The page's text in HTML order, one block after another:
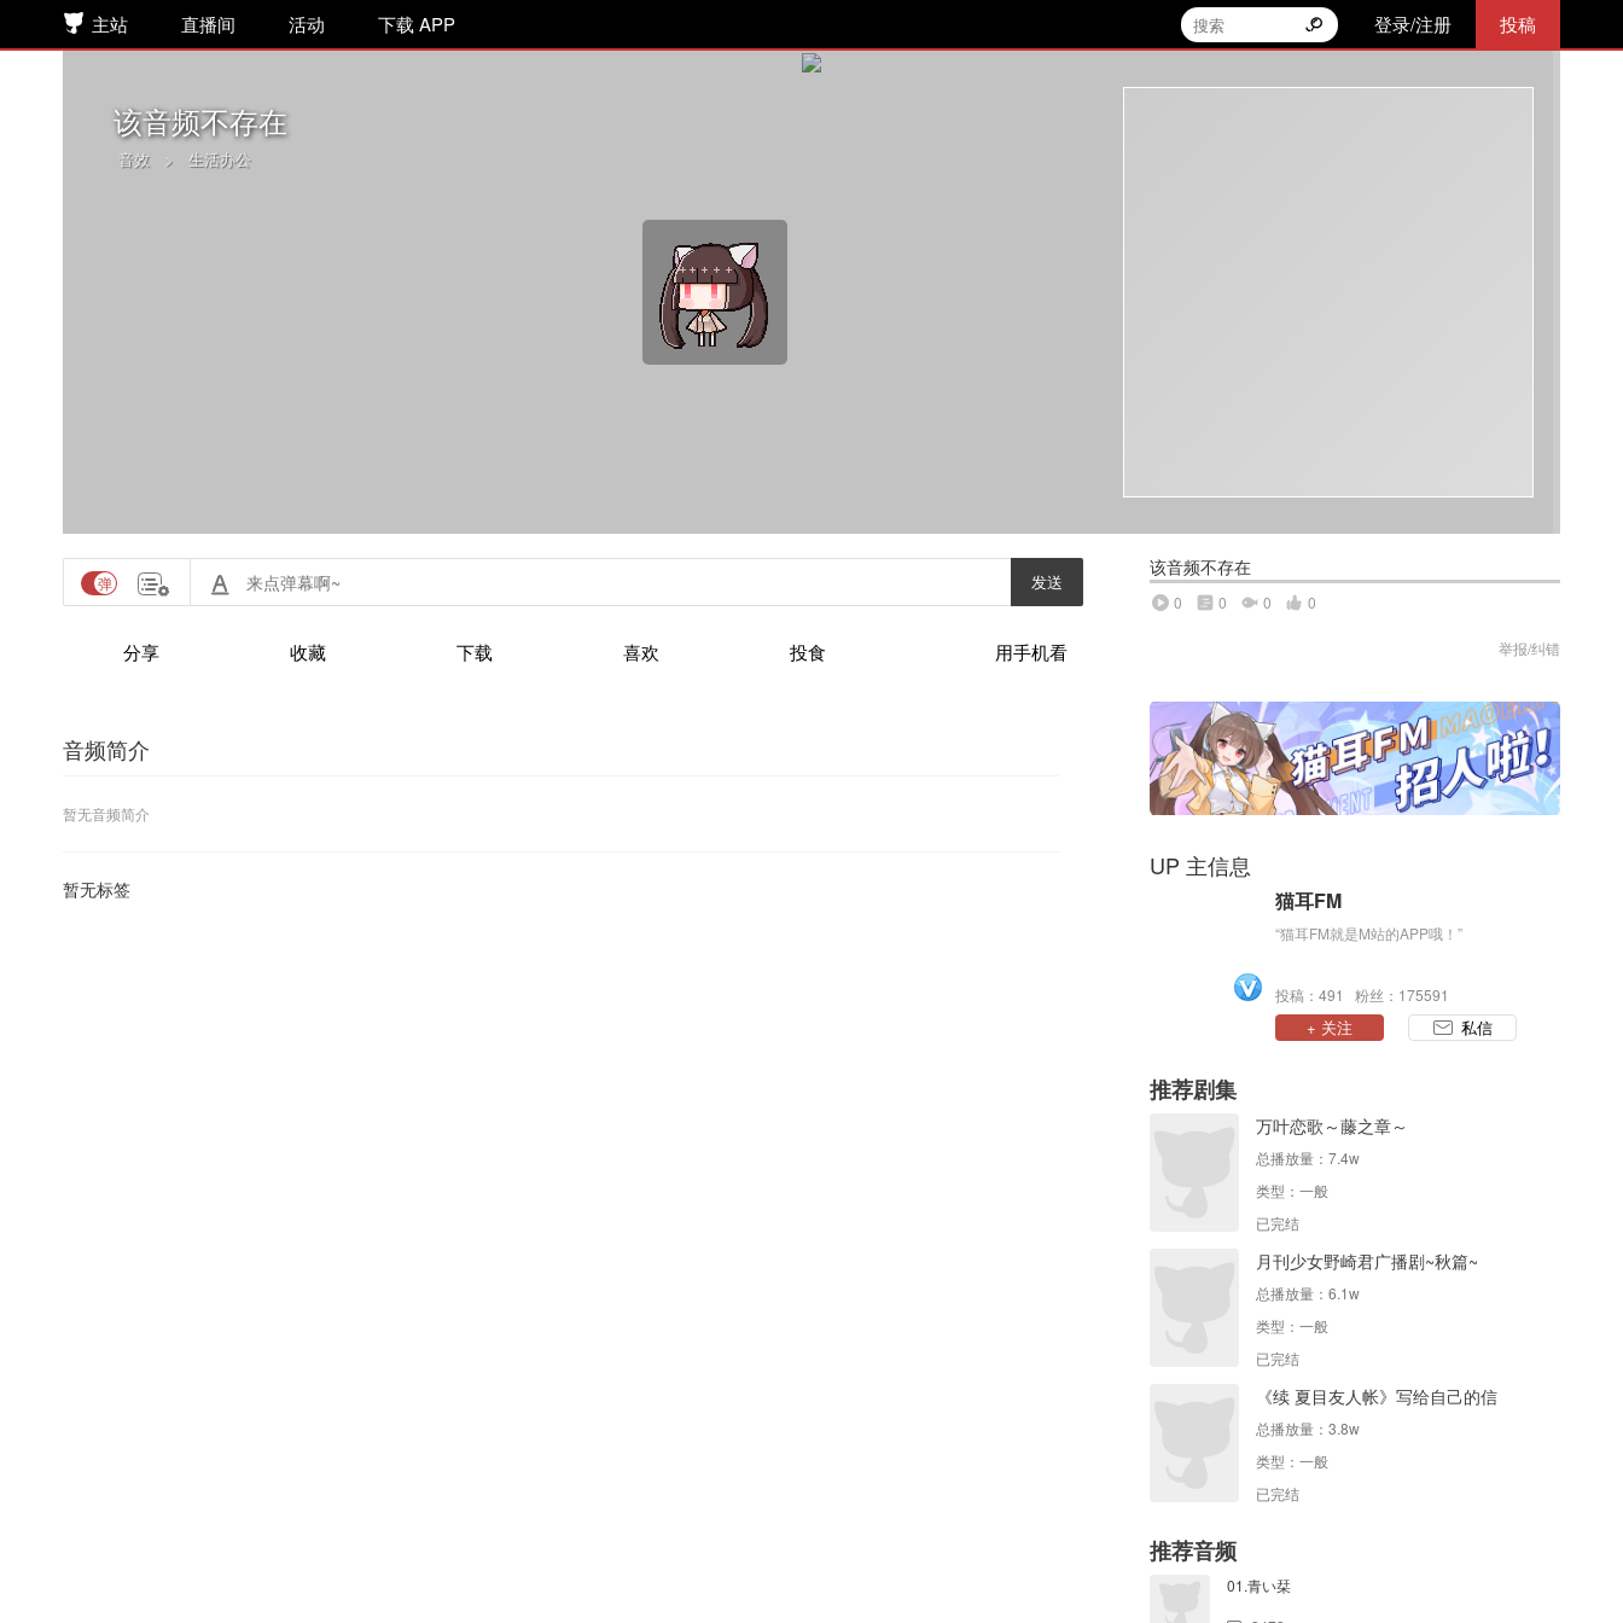
主站 直播间 活动 下载 APP 登录/注册 投稿
该音频不存在
音效 > 生活办公
发送
分享 收藏 下载 喜欢 投食 用手机看
该音频不存在
0 0 0 0
举报/纠错
音频简介
暂无音频简介
暂无标签
UP 主信息
猫耳FM
“猫耳FM就是M站的APP哦！”
投稿：491 粉丝：175591
+ 关注 私信
推荐剧集
万叶恋歌～藤之章～
总播放量： 7.4w
类型： 一般
已完结
月刊少女野崎君广播剧~秋篇~
总播放量： 6.1w
类型： 一般
已完结
《续 夏目友人帐》写给自己的信
总播放量： 3.8w
类型： 一般
已完结
推荐音频
01.青い栞